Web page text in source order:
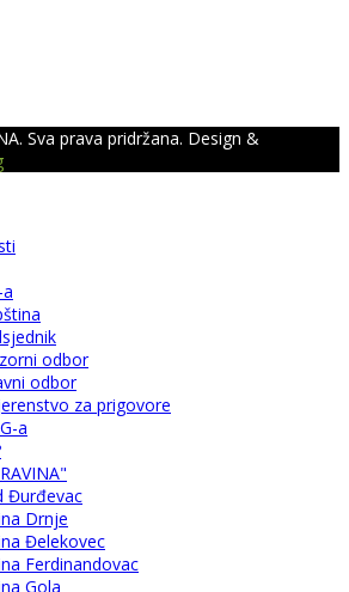
Sva prava pridržana. Design &
odbor
odbor
za prigovore
a
Đurđevac
Drnje
Đelekovec
Ferdinandovac
Gola